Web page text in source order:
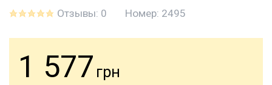
Отзывы: 0 Номер: 2495
1 577 грн